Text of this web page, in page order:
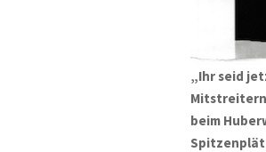
„Ihr seid
Mitstreitern
beim